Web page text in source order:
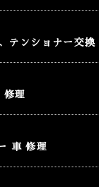
テンショナー交
理
車 修理